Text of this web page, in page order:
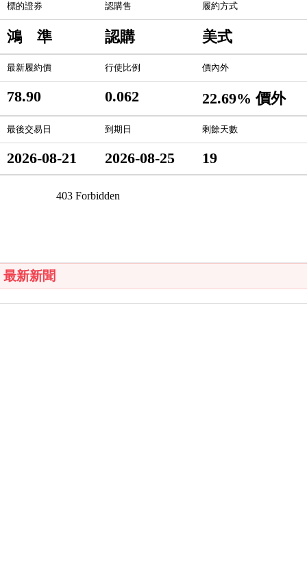
標的證券 認購售 履約方式
鴻 準 認購 美式
最新履約價 行使比例 價內外
78.90 0.062 22.69% 價外
最後交易日 到期日 剩餘天數
2026-08-21 2026-08-25 19
最新新聞